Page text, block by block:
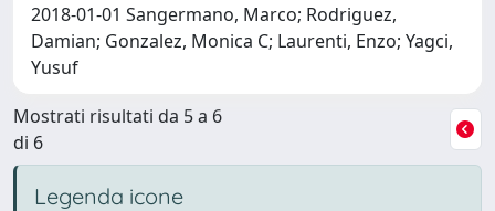
2018-01-01 Sangermano, Marco; Rodriguez,
Damian; Gonzalez, Monica C; Laurenti, Enzo; Yagci,
Yusuf
Mostrati risultati da 5 a 6
di 6
Legenda icone